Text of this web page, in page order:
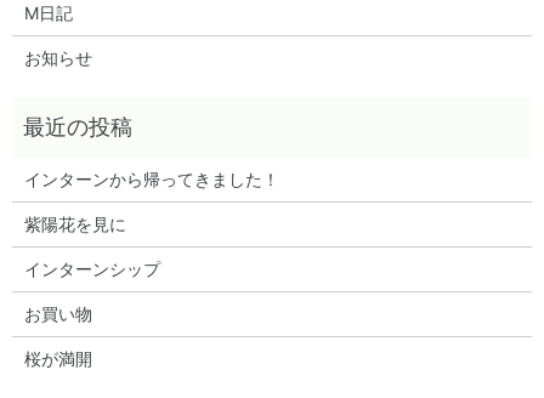
M日記
お知らせ
インターンから帰ってきました！
紫陽花を見に
インターンシップ
お買い物
桜が満開